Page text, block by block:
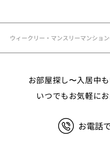
ウィークリー・マンスリーマンショ
メールアドレス、アカウ
等 ③決済に関する情報
ービスのご利用に際して
子、広告識別子、IPアド
閲覧時刻、リファラー情
お部屋探し〜入居中
いつでもお気軽に
お電話